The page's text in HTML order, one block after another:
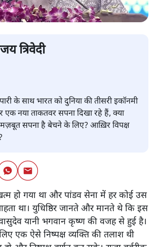
त्रिवेदी
के साथ भारत को दुनिया की तीसरी इकॉनमी
नया ताकतवर सपना दिखा रहे हैं, क्या
मज़बूत सपना है बेचने के लिए? आख़िर विपक्ष
हो गया था और पांडव सेना में हर कोई उस
था। युधिष्ठिर जानते और मानते थे कि इस
यानी भगवान कृष्ण की वजह से हुई है।
एक ऐसे निष्पक्ष व्यक्ति की तलाश थी